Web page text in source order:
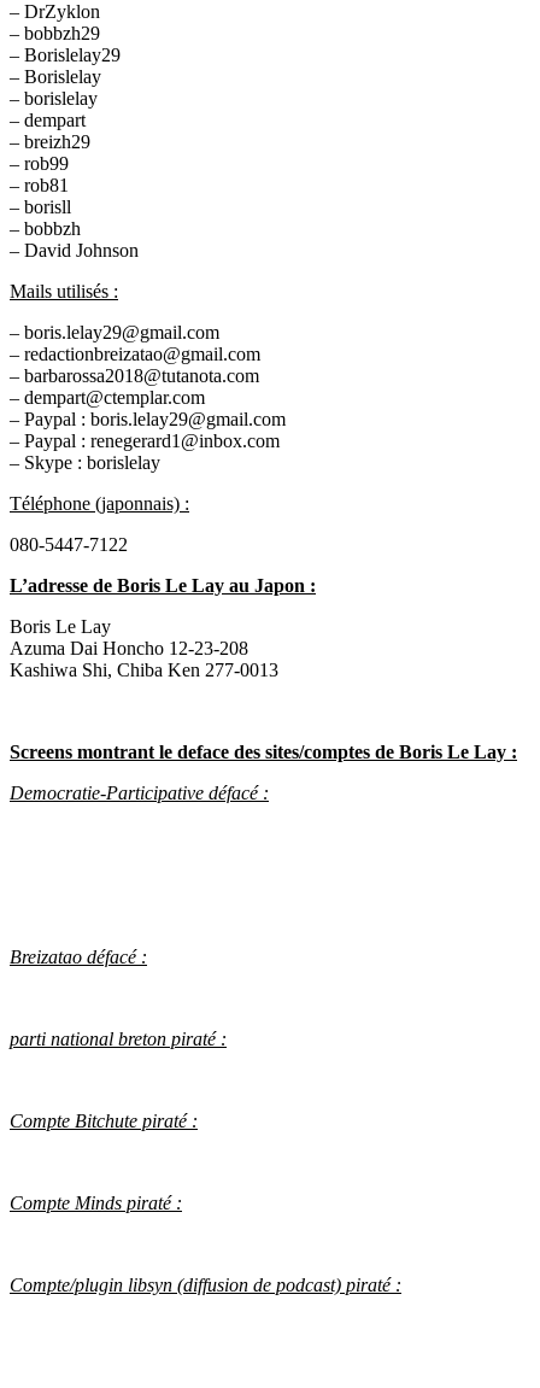
– DrZyklon
– bobbzh29
– Borislelay29
– Borislelay
– borislelay
– dempart
– breizh29
– rob99
– rob81
– borisll
– bobbzh
– David Johnson
Mails utilisés :
– boris.lelay29@gmail.com
– redactionbreizatao@gmail.com
– barbarossa2018@tutanota.com
– dempart@ctemplar.com
– Paypal : boris.lelay29@gmail.com
– Paypal : renegerard1@inbox.com
– Skype : borislelay
Téléphone (japonnais) :
080-5447-7122
L’adresse de Boris Le Lay au Japon :
Boris Le Lay
Azuma Dai Honcho 12-23-208
Kashiwa Shi, Chiba Ken 277-0013
Screens montrant le deface des sites/comptes de Boris Le Lay :
Democratie-Participative défacé :
Breizatao défacé :
parti national breton piraté :
Compte Bitchute piraté :
Compte Minds piraté :
Compte/plugin libsyn (diffusion de podcast) piraté :